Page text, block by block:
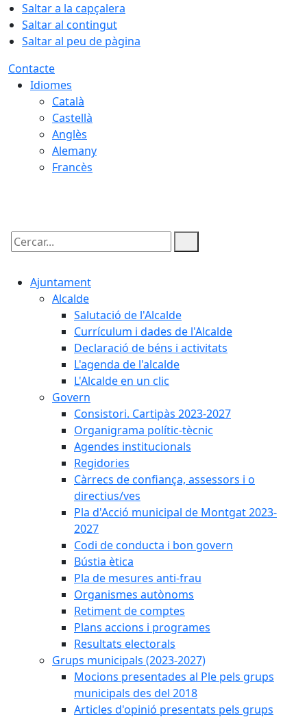
Saltar a la capçalera
Saltar al contingut
Saltar al peu de pàgina
Contacte
Idiomes
Català
Castellà
Anglès
Alemany
Francès
Cercar:
Ajuntament
Alcalde
Salutació de l'Alcalde
Currículum i dades de l'Alcalde
Declaració de béns i activitats
L'agenda de l'alcalde
L'Alcalde en un clic
Govern
Consistori. Cartipàs 2023-2027
Organigrama polític-tècnic
Agendes institucionals
Regidories
Càrrecs de confiança, assessors i o
directius/ves
Pla d'Acció municipal de Montgat 2023-
2027
Codi de conducta i bon govern
Bústia ètica
Pla de mesures anti-frau
Organismes autònoms
Retiment de comptes
Plans accions i programes
Resultats electorals
Grups municipals (2023-2027)
Mocions presentades al Ple pels grups
municipals des del 2018
Articles d'opinió presentats pels grups